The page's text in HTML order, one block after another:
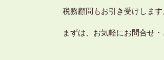
税務顧問もお引き受けしま
まずは、お気軽にお問合せ・